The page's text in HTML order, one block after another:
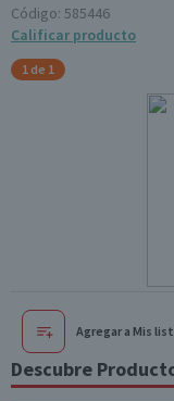
Código: 585446
Calificar producto
1 de 1
Agregar a Mis
Descubre